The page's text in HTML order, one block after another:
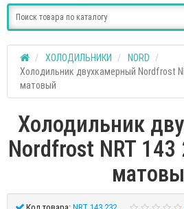
ХОЛОДИЛЬНИКИ
NORD
Холодильник двухкамерный Nordfrost
матовый
Холодильник
Nordfrost NRT